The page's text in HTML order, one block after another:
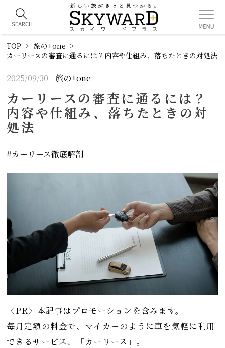
TOP
旅の+one
カーリースの審査に通るには？内容や仕組み、落ちたときの対処法
2025/09/30 旅の+one
カーリースの審査に通るには？
内容や仕組み、落ちたときの対
処法
カーリース徹底解剖
〈PR〉本記事はプロモーションを含みます。
毎月定額の料金で、マイカーのように車を気軽に利用
できるサービス、「カーリース」。